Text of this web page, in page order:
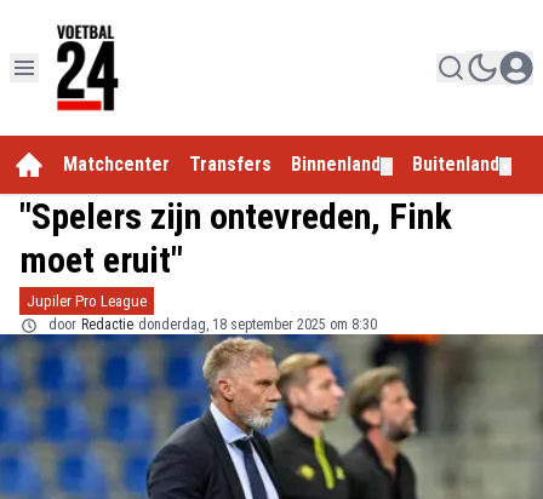
Matchcenter Transfers Binnenland Buitenland
"Spelers zijn ontevreden, Fink
moet eruit"
Jupiler Pro League
door Redactie donderdag, 18 september 2025 om 8:30